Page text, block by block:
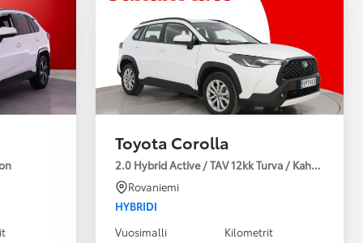
-
Toyota Corolla
2.0 Hybrid Active / TAV 12kk Turva / Kahdet
Rovaniemi
HYBRIDI
Vuosimalli
Kilometrit